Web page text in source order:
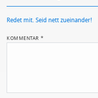
Redet mit. Seid nett zueinander!
KOMMENTAR*